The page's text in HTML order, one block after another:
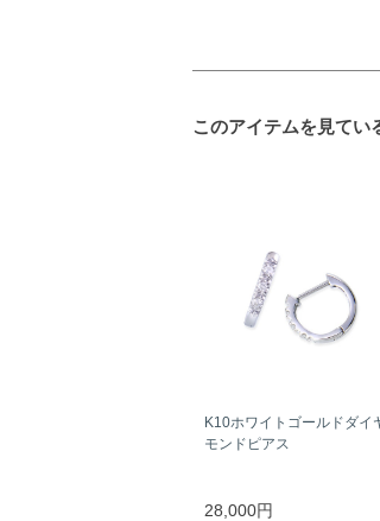
このアイテムを見てい
K10ホワイトゴールドダイ
モンドピアス
28,000円